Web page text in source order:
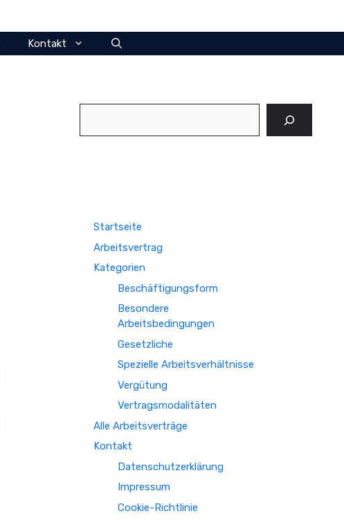
Kontakt
Startseite
Arbeitsvertrag
Kategorien
Beschäftigungsform
Besondere
Arbeitsbedingungen
Gesetzliche
Spezielle Arbeitsverhältnisse
Vergütung
Vertragsmodalitäten
Alle Arbeitsverträge
Kontakt
Datenschutzerklärung
Impressum
Cookie-Richtlinie